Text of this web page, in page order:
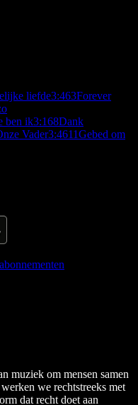
liefde3:463Forever
ben ik3:168Dank
Vader3:4611Gebed om
muziek om mensen samen
we rechtstreeks met
dat recht doet aan